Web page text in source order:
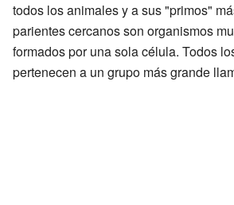
todos los animales y a sus "primos"
parientes cercanos son organismos
formados por una sola célula. Todos
pertenecen a un grupo más grande